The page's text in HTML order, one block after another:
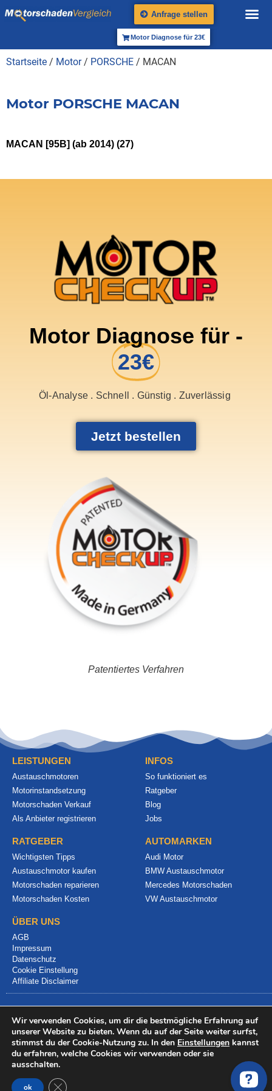
Anfrage stellen
Motor Diagnose für 23€
Startseite / Motor/ PORSCHE / MACAN
Motor PORSCHE MACAN
MACAN [95B] (ab 2014) (27)
Motor Diagnose für -
23€
Öl-Analyse . Schnell . Günstig . Zuverlässig
Jetzt bestellen
Patentiertes Verfahren
LEISTUNGEN
Austauschmotoren
Motorinstandsetzung
Motorschaden Verkauf
Als Anbieter registrieren
INFOS
So funktioniert es
Ratgeber
Blog
Jobs
RATGEBER
Wichtigsten Tipps
Austauschmotor kaufen
Motorschaden reparieren
Motorschaden Kosten
AUTOMARKEN
Audi Motor
BMW Austauschmotor
Mercedes Motorschaden
VW Austauschmotor
ÜBER UNS
AGB
Impressum
Datenschutz
Cookie Einstellung
Affiliate Disclaimer
© 2024 info@motorschadenvergleich.de
Wir verwenden Cookies, um dir die bestmögliche Erfahrung auf
unserer Website zu bieten. Wenn du auf der Seite weiter surfst,
stimmst du der Cookie-Nutzung zu. In den Einstellungen kannst
du erfahren, welche Cookies wir verwenden oder sie
ausschalten.
ok GDPR Cookie-Banner schließen